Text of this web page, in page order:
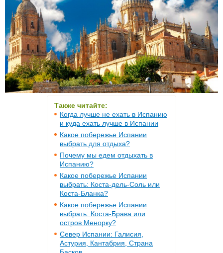
Также читайте:
Когда лучше не ехать в Испанию
и куда ехать лучше в Испании
Какое побережье Испании
выбрать для отдыха?
Почему мы едем отдыхать в
Испанию?
Какое побережье Испании
выбрать: Коста-дель-Соль или
Коста-Бланка?
Какое побережье Испании
выбрать: Коста-Брава или
остров Менорку?
Север Испании: Галисия,
Астурия, Кантабрия, Страна